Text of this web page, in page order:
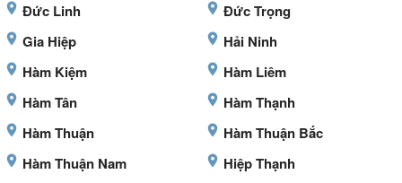
Đức Linh
Đức Trọng
Gia Hiệp
Hải Ninh
Hàm Kiệm
Hàm Liêm
Hàm Tân
Hàm Thạnh
Hàm Thuận
Hàm Thuận Bắc
Hàm Thuận Nam
Hiệp Thạnh